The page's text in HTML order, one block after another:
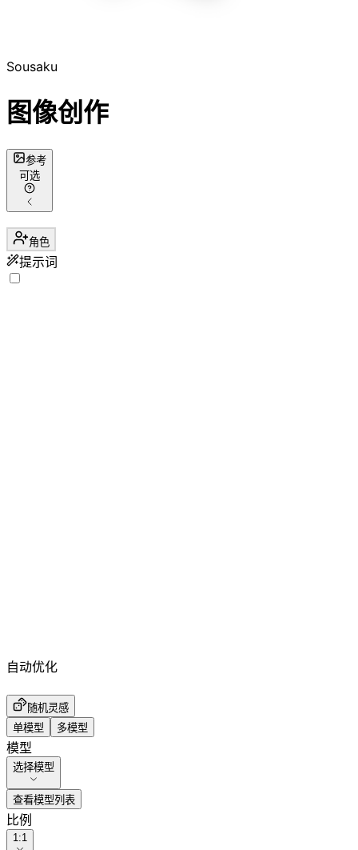
Sousaku
图像创作
参考
可选
角色
提示词
自动优化
随机灵感
单模型
多模型
模型
选择模型
查看模型列表
比例
1:1